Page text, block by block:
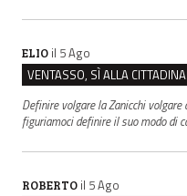
ELIO il 5 Ago
Definire volgare la Zanicchi
figuriamoci definire il suo modo di
ROBERTO il 5 Ago